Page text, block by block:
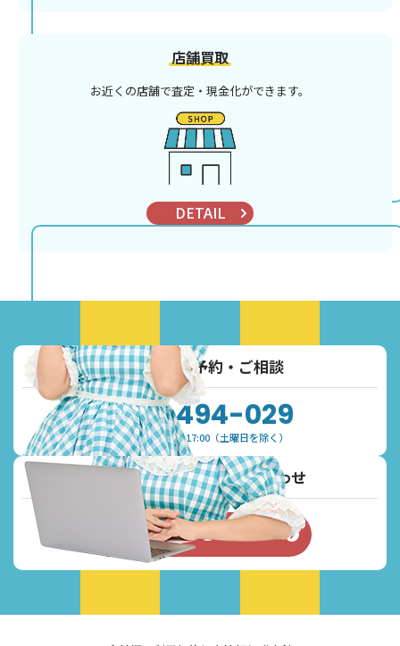
店舗買取
お近くの店舗で査定・現金化ができます。
DETAIL
お電話でご予約・ご相談
0120-494-029
受付時間：9:30~17:00（土曜日を除く）
メールでご予約・お問い合わせ
お問い合わせフォーム